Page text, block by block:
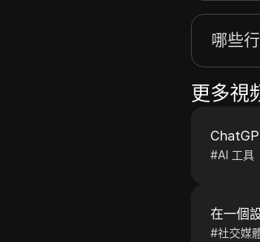
哪些
更多視
#AI 工具
在一個
#社交媒